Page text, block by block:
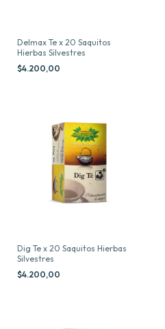
Delmax Te x 20 Saquitos
Hierbas Silvestres
$4.200,00
Dig Te x 20 Saquitos Hierbas
Silvestres
$4.200,00